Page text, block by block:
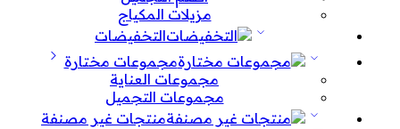
مزيلات المكياج
التخفيضات
مجموعات مختارة
مجموعات العناية
مجموعات التجميل
منتجات غير مصنفة